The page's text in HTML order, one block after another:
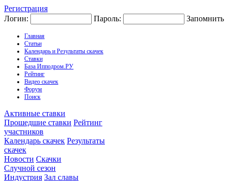
Регистрация
Логин:
Пароль: Запомнить
Главная
Статьи
Календарь и Результаты скачек
Ставки
База Ипподром.РУ
Рейтинг
Видео скачек
Форум
Поиск
Активные ставки
Прошедшие ставки Рейтинг
участников
Календарь скачек Результаты
скачек
Новости Скачки
Случной сезон
Индустрия Зал славы